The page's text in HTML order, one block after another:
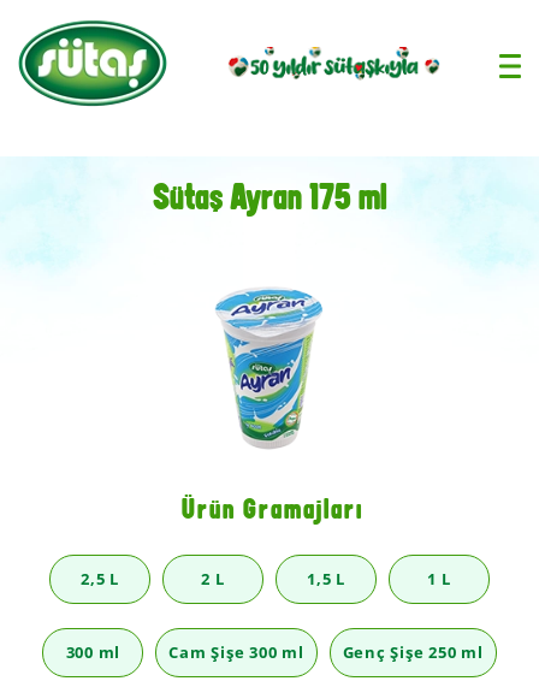
Sütaş Ayran 175 ml
Ürün Gramajları
2,5 L 2 L 1,5 L 1 L
300 ml Cam Şişe 300 ml Genç Şişe 250 ml